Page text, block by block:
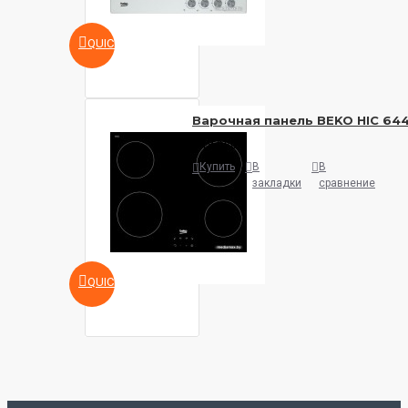
QUICKVIEW
QUICKVIEW
Варочная панель BEKO HIC
649 руб.
Купить
В
закладки
В
сравнение